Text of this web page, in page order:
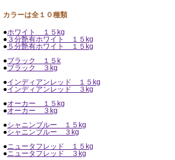
カラーは全１０種類
●ホワイト １５kg
● ３分艶有ホワイト １５kg
● ５分艶有ホワイト １５kg
●ブラック １５k
●ブラック ３kg
●インディアンレッド １５kg
●インディアンレッド ３kg
●オーカー １５kg
●オーカー ３kg
●シャニンブルー １５kg
●シャニンブルー ３kg
●ニュータフレッド １５kg
●ニュータフレッド ３kg